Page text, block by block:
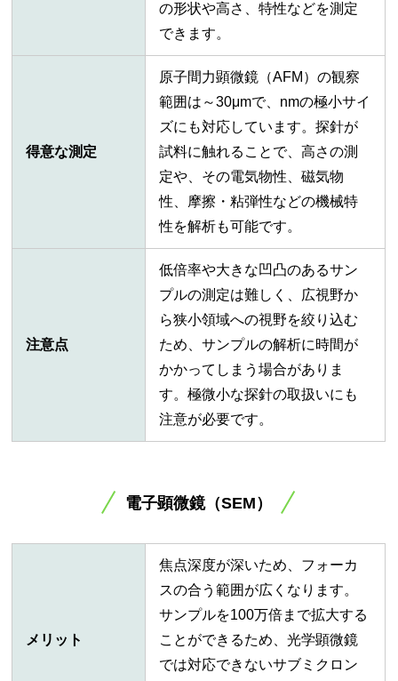
の形状や高さ、特性などを測定
できます。
得意な測定
原子間力顕微鏡（AFM）の観察
範囲は～30μmで、nmの極小サイ
ズにも対応しています。探針が
試料に触れることで、高さの測
定や、その電気物性、磁気物
性、摩擦・粘弾性などの機械特
性を解析も可能です。
注意点
低倍率や大きな凹凸のあるサン
プルの測定は難しく、広視野か
ら狭小領域への視野を絞り込む
ため、サンプルの解析に時間が
かかってしまう場合がありま
す。極微小な探針の取扱いにも
注意が必要です。
電子顕微鏡（SEM）
メリット
焦点深度が深いため、フォーカ
スの合う範囲が広くなります。
サンプルを100万倍まで拡大する
ことができるため、光学顕微鏡
では対応できないサブミクロン